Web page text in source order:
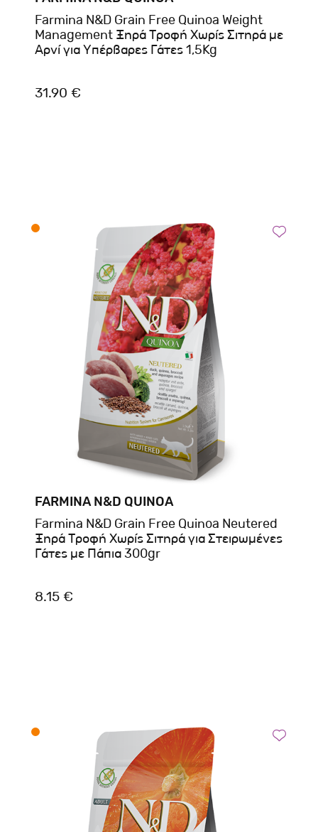
Farmina N&D Grain Free Quinoa Weight
Management Ξηρά Τροφή Χωρίς Σιτηρά με
Αρνί για Υπέρβαρες Γάτες 1,5Kg
31.90 €
FARMINA N&D QUINOA
Farmina N&D Grain Free Quinoa Neutered
Ξηρά Τροφή Χωρίς Σιτηρά για Στειρωμένες
Γάτες με Πάπια 300gr
8.15 €